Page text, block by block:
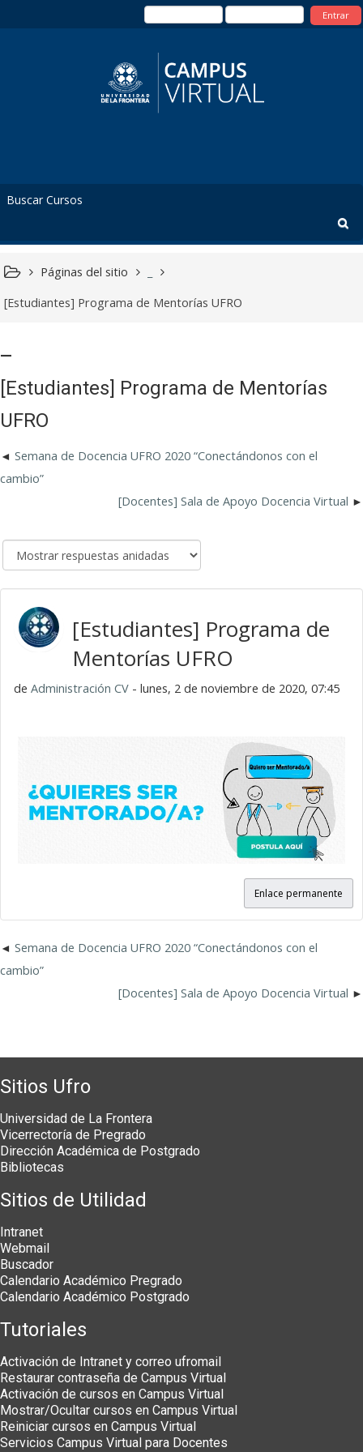
Entrar
Páginas del sitio
[Estudiantes] Programa de Mentorías UFRO
[Estudiantes] Programa de Mentorías
UFRO
Semana de Docencia UFRO 2020 “Conectándonos con el
cambio”
[Docentes] Sala de Apoyo Docencia Virtual
[Estudiantes] Programa de
Mentorías UFRO
de Administración CV - lunes, 2 de noviembre de 2020, 07:45
Enlace permanente
Semana de Docencia UFRO 2020 “Conectándonos con el
cambio”
[Docentes] Sala de Apoyo Docencia Virtual
Sitios Ufro
Universidad de La Frontera
Vicerrectoría de Pregrado
Dirección Académica de Postgrado
Bibliotecas
Sitios de Utilidad
Intranet
Webmail
Buscador
Calendario Académico Pregrado
Calendario Académico Postgrado
Tutoriales
Activación de Intranet y correo ufromail
Restaurar contraseña de Campus Virtual
Activación de cursos en Campus Virtual
Mostrar/Ocultar cursos en Campus Virtual
Reiniciar cursos en Campus Virtual
Servicios Campus Virtual para Docentes